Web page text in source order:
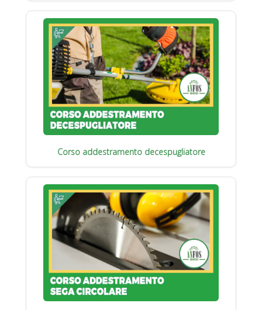
Corso addestramento decespugliatore